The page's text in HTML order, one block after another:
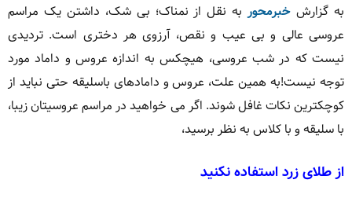
به گزارش خبرمحور به نقل از نمناک؛ بی شک، داشتن یک مراسم
عروسی عالی و بی عیب و نقص، آرزوی هر دختری است. تردیدی
نیست که در شب عروسی، هیچکس به اندازه عروس و داماد مورد
توجه نیست!به همین علت، عروس و دامادهای باسلیقه حتی نباید از
کوچکترین نکات غافل شوند. اگر می خواهید در مراسم عروسیتان زیبا،
با سلیقه و با کلاس به نظر برسید،
از طلای زرد استفاده نکنید